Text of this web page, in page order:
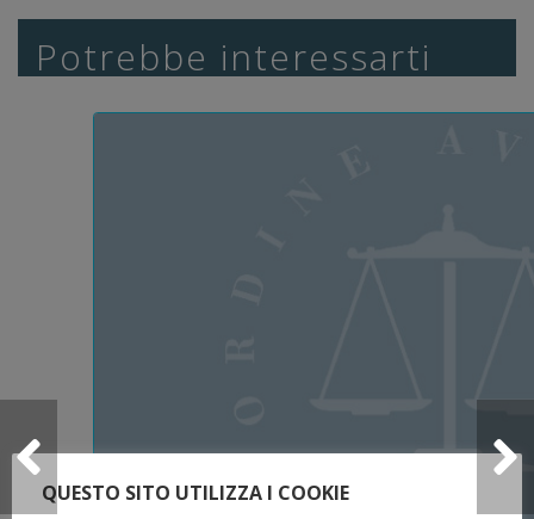
Potrebbe interessarti
QUESTO SITO UTILIZZA I COOKIE